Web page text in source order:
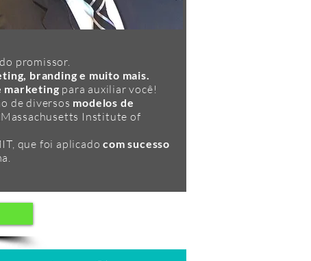
promissor.
branding e muito mais.
marketing para auxiliar você!
de diversos modelos de
Institute of
que foi aplicadocom sucesso